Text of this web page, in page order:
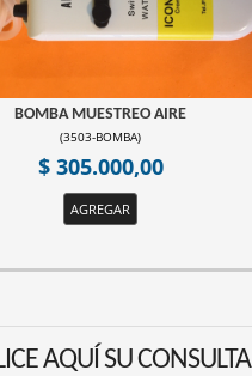
BOMBA MUESTREO AIRE
(3503-BOMBA)
$ 305.000,00
AGREGAR
AQUÍ SU CONSULTA